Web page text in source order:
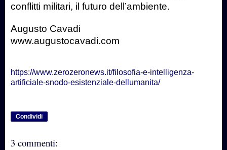
conflitti militari, il futuro dell’ambiente.
Augusto Cavadi
www.augustocavadi.com
https://www.zerozeronews.it/filosofia-e-intelligenza-
artificiale-snodo-esistenziale-dellumanita/
Condividi
3 commenti: